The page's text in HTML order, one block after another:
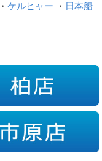
・ケルヒャー ・ 日本船